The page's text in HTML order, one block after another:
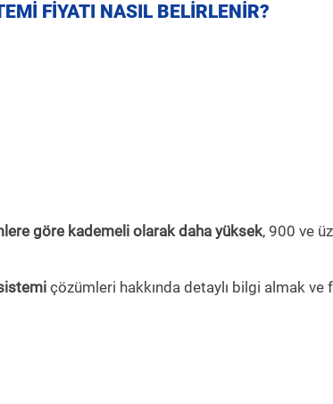
FİYATI NASIL BELİRLENİR?
göre kademeli olarak daha yüksek, 900 ve
çözümleri hakkında detaylı bilgi almak